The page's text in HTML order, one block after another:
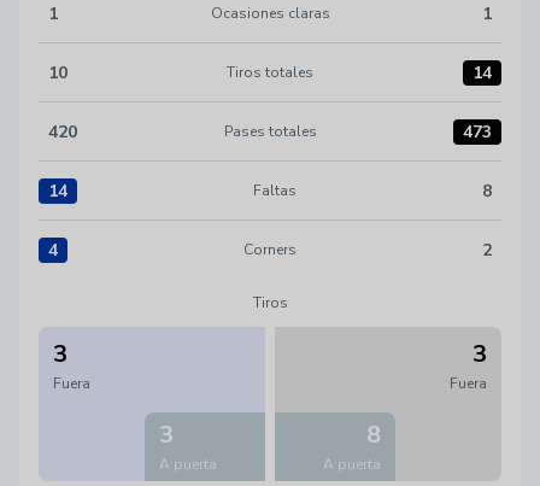
Ocasiones claras:Cerro Porteño 1 versus Libertad 1
1 Ocasiones claras 1
Tiros totales:Cerro Porteño 10 versus Libertad 14
10 Tiros totales 14
Pases totales:Cerro Porteño 420 versus Libertad 473
420 Pases totales 473
Faltas:Cerro Porteño 14 versus Libertad 8
14 Faltas 8
Corners:Cerro Porteño 4 versus Libertad 2
4 Corners 2
Tiros
3
Fuera
3
A puerta
3
Fuera
8
A puerta